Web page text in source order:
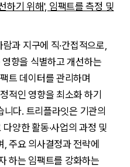
하기 위해', 임팩트를 측정 및
과 지구에 직·간접적으로,
향을 식별하고 개선하는
트 데이터를 관리하며
적인 영향을 최소화 하기
다. 트리플라잇은 기관의
양한 활동·사업의 과정 및
주요 의사결정과 전략에
하는 임팩트를 강화하는